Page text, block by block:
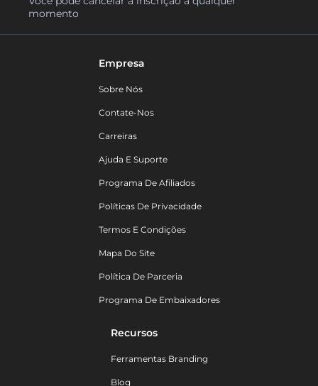
momento
Empresa
Sobre Nós
Contate-Nos
Carreiras
Ajuda E Suporte
Programa De Afiliados
Políticas De Privacidade
Termos E Condições
Mapa Do Site
Política De Parceria
Programa De Embaixadores
Recursos
Ferramentas Branding
Blog